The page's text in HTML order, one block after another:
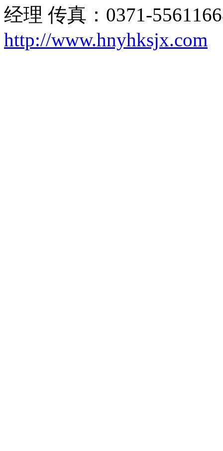
经理 传真：0371-
http://www.hnyhksjx.com